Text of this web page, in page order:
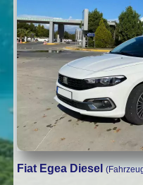
Fiat Egea Diesel